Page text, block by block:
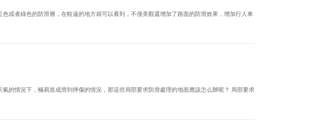
或者綠色的防滑層，在較遠的地方就可以看到，不僅美觀還增加了路面的防滑效果，增加行人車
的情況下，極易造成滑到摔傷的情況，那這些局部要求防滑處理的地面應該怎么辦呢？ 局部要求